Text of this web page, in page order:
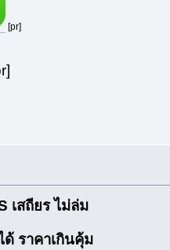
[pr]
เสถียร ไม่ล่ม
ด้ ราคาเกินคุ้ม